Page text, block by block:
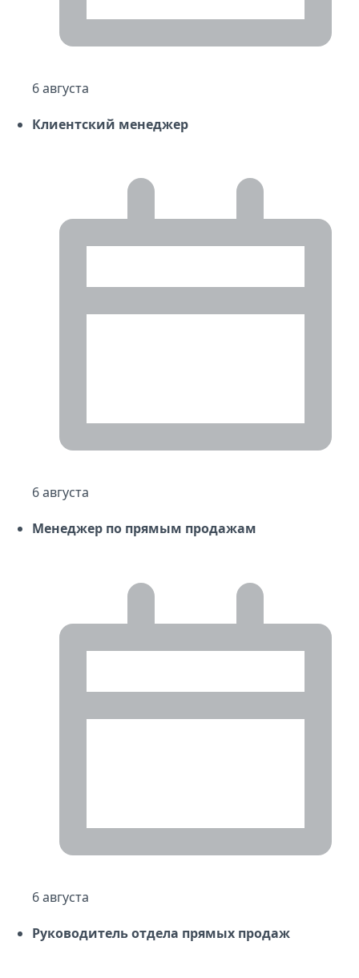
6 августа
Клиентский менеджер
6 августа
Менеджер по прямым продажам
6 августа
Руководитель отдела прямых продаж